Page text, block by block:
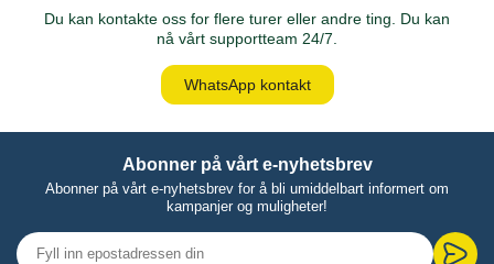
Du kan kontakte oss for flere turer eller andre ting. Du kan
nå vårt supportteam 24/7.
WhatsApp kontakt
Abonner på vårt e-nyhetsbrev
Abonner på vårt e-nyhetsbrev for å bli umiddelbart informert om
kampanjer og muligheter!